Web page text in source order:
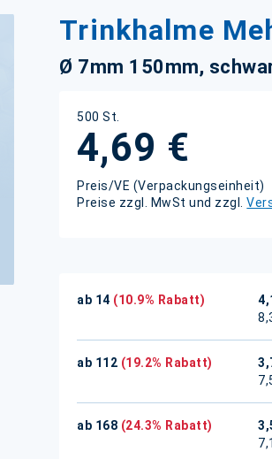
Trinkhalme
Ø 7mm 150mm,
500 St.
4,69 €
Preis/VE (Verpackungseinheit)
Preise zzgl. MwSt und zzgl.
ab 14 (10.9% Rabatt)
ab 112 (19.2% Rabatt)
ab 168 (24.3% Rabatt)